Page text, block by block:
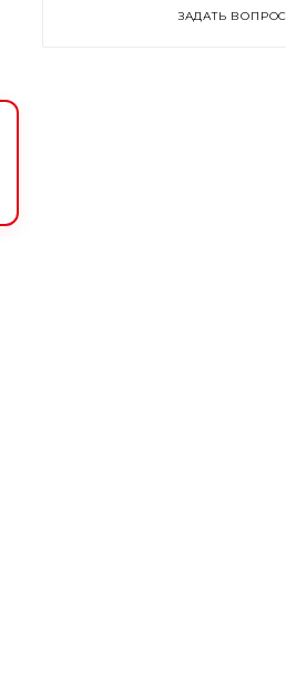
ЗАДАТЬ ВОПРОС